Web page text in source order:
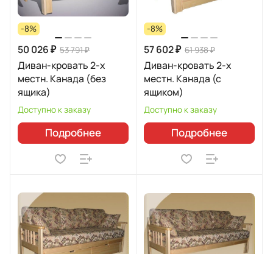
-8%
50 026 ₽ 53 791 ₽
Диван-кровать 2-х
местн. Канада (без
ящика)
Доступно к заказу
Подробнее
-8%
57 602 ₽ 61 938 ₽
Диван-кровать 2-х
местн. Канада (с
ящиком)
Доступно к заказу
Подробнее